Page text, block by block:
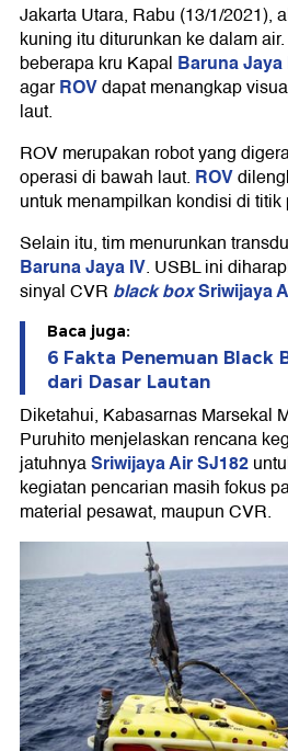
Jakarta Utara, Rabu (13/1/2021),
kuning itu diturunkan ke dalam
beberapa kru Kapal Baruna Jaya
agarROVdapat menangkap
laut.
ROV merupakan robot yang
operasi di bawah laut. ROV
untuk menampilkan kondisi di titik
Selain itu, tim menurunkan
Baruna Jaya IV. USBL ini
sinyal CVR black boxSriwijaya
Baca juga:
6 Fakta Penemuan Black
dari Dasar Lautan
Diketahui, Kabasarnas Marsekal
Puruhito menjelaskan rencana
jatuhnyaSriwijaya Air SJ182
kegiatan pencarian masih fokus
material pesawat, maupun CVR.